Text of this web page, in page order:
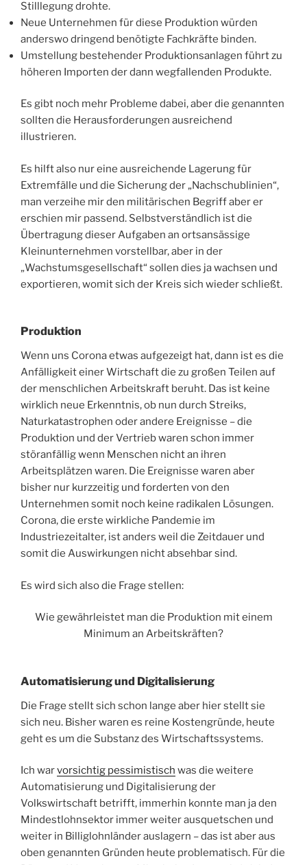
Stilllegung drohte.
Neue Unternehmen für diese Produktion würden
anderswo dringend benötigte Fachkräfte binden.
Umstellung bestehender Produktionsanlagen führt zu
höheren Importen der dann wegfallenden Produkte.
Es gibt noch mehr Probleme dabei, aber die genannten
sollten die Herausforderungen ausreichend
illustrieren.
Es hilft also nur eine ausreichende Lagerung für
Extremfälle und die Sicherung der „Nachschublinien“,
man verzeihe mir den militärischen Begriff aber er
erschien mir passend. Selbstverständlich ist die
Übertragung dieser Aufgaben an ortsansässige
Kleinunternehmen vorstellbar, aber in der
„Wachstumsgesellschaft“ sollen dies ja wachsen und
exportieren, womit sich der Kreis sich wieder schließt.
Produktion
Wenn uns Corona etwas aufgezeigt hat, dann ist es die
Anfälligkeit einer Wirtschaft die zu großen Teilen auf
der menschlichen Arbeitskraft beruht. Das ist keine
wirklich neue Erkenntnis, ob nun durch Streiks,
Naturkatastrophen oder andere Ereignisse – die
Produktion und der Vertrieb waren schon immer
störanfällig wenn Menschen nicht an ihren
Arbeitsplätzen waren. Die Ereignisse waren aber
bisher nur kurzzeitig und forderten von den
Unternehmen somit noch keine radikalen Lösungen.
Corona, die erste wirkliche Pandemie im
Industriezeitalter, ist anders weil die Zeitdauer und
somit die Auswirkungen nicht absehbar sind.
Es wird sich also die Frage stellen:
Wie gewährleistet man die Produktion mit einem
Minimum an Arbeitskräften?
Automatisierung und Digitalisierung
Die Frage stellt sich schon lange aber hier stellt sie
sich neu. Bisher waren es reine Kostengründe, heute
geht es um die Substanz des Wirtschaftssystems.
Ich warvorsichtig pessimistisch was die weitere
Automatisierung und Digitalisierung der
Volkswirtschaft betrifft, immerhin konnte man ja den
Mindestlohnsektor immer weiter ausquetschen und
weiter in Billiglohnländer auslagern – das ist aber aus
oben genannten Gründen heute problematisch. Für die